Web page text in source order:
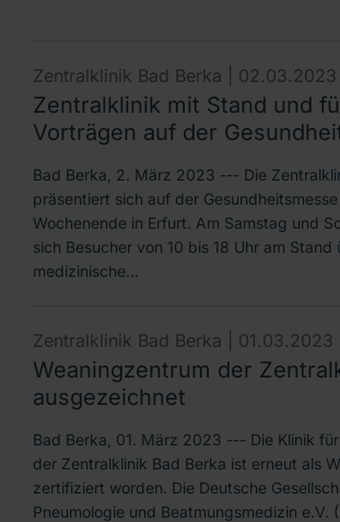
Zentralklinik Bad Berka | 02.03.2023
Zentralklinik mit Stand und
Vorträgen auf der
Bad Berka, 2. März 2023 --- Die
präsentiert sich auf der Gesundheitsmesse
Wochenende in Erfurt. Am Samstag und
sich Besucher von 10 bis 18 Uhr am Stand
medizinische…
Zentralklinik Bad Berka | 01.03.2023
Weaningzentrum der
ausgezeichnet
Bad Berka, 01. März 2023 --- Die Klinik
der Zentralklinik Bad Berka ist erneut als
zertifiziert worden. Die Deutsche
Pneumologie und Beatmungsmedizin e.V.